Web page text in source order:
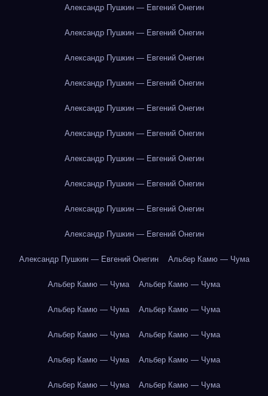
Александр Пушкин — Евгений Онегин
Александр Пушкин — Евгений Онегин
Александр Пушкин — Евгений Онегин
Александр Пушкин — Евгений Онегин
Александр Пушкин — Евгений Онегин
Александр Пушкин — Евгений Онегин
Александр Пушкин — Евгений Онегин
Александр Пушкин — Евгений Онегин
Александр Пушкин — Евгений Онегин
Александр Пушкин — Евгений Онегин
Александр Пушкин — Евгений Онегин Альбер Камю — Чума
Альбер Камю — Чума Альбер Камю — Чума
Альбер Камю — Чума Альбер Камю — Чума
Альбер Камю — Чума Альбер Камю — Чума
Альбер Камю — Чума Альбер Камю — Чума
Альбер Камю — Чума Альбер Камю — Чума